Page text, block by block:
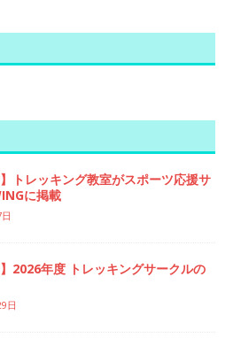
】トレッキング教室がスポーツ応援サ
に掲載
】2026年度 トレッキングサークルの
日